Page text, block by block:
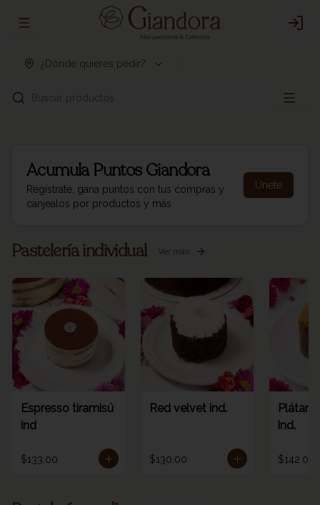
Abrir menu de navegación
¿Dónde quieres pedir?
Buscar productos
AcumulaPuntos Giandora
Regístrate, gana puntos con tus compras y
canjealos por productos y más
Únete
Pastelería individual Ver más
Espresso tiramisú
ind
$133.00
Red velvet ind.
$130.00
ind.
$142.00